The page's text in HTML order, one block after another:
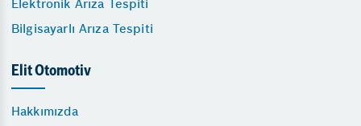
Elektronik Arıza Tespiti
Bilgisayarlı Arıza Tespiti
Elit Otomotiv
Hakkımızda